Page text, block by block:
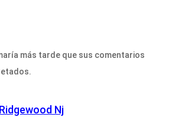
más tarde que sus comentarios
Nj